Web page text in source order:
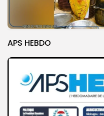
APS HEBDO